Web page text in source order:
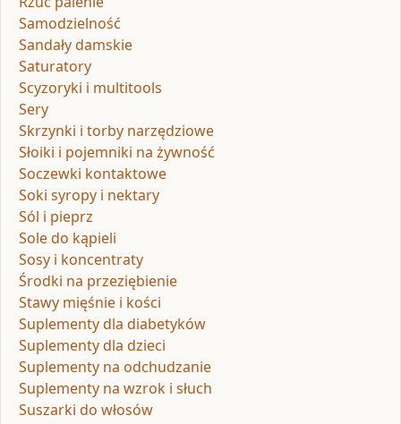
Samodzielność
Sandały damskie
Saturatory
Scyzoryki i multitools
Sery
Skrzynki i torby narzędziowe
Słoiki i pojemniki na żywność
Soczewki kontaktowe
Soki syropy i nektary
Sól i pieprz
Sole do kąpieli
Sosy i koncentraty
Środki na przeziębienie
Stawy mięśnie i kości
Suplementy dla diabetyków
Suplementy dla dzieci
Suplementy na odchudzanie
Suplementy na wzrok i słuch
Suszarki do włosów